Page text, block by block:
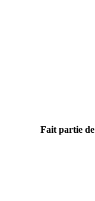
Fait partie de